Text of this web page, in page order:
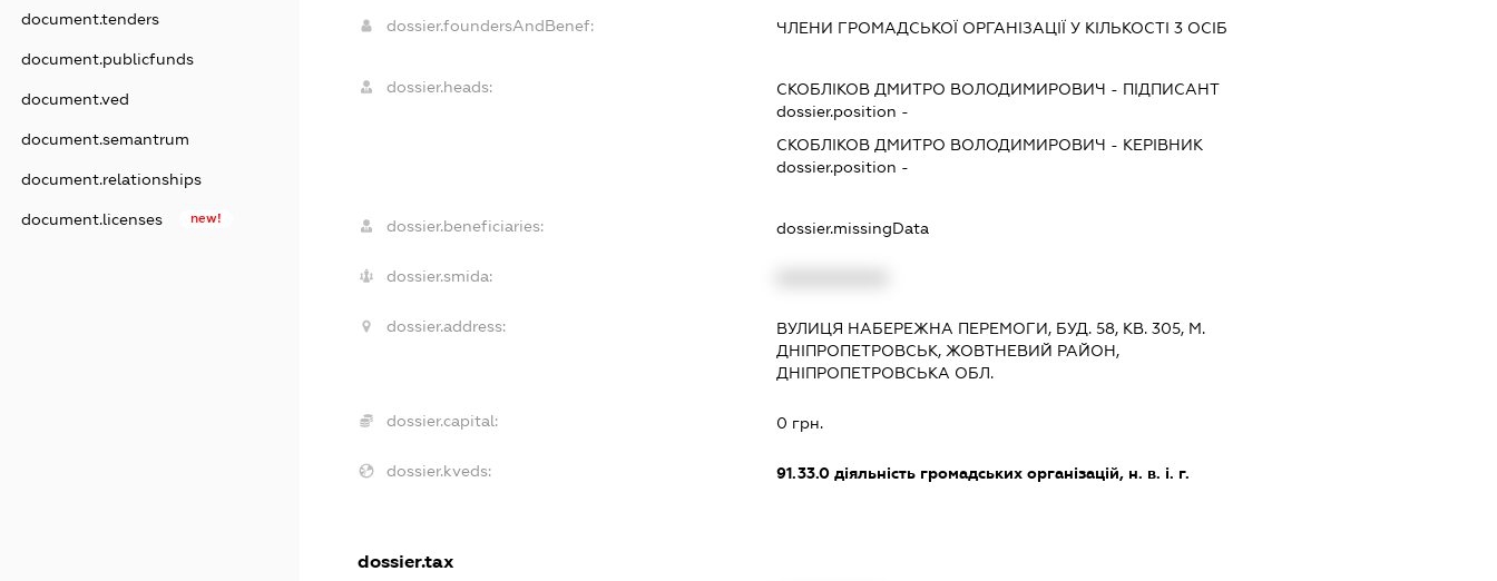
document.tenders
document.publicfunds
document.ved
document.semantrum
document.relationships
document.licenses new!
dossier.foundersAndBenef: ЧЛЕНИ ГРОМАДСЬКОЇ ОРГАНІЗАЦІЇ У КІЛЬКОСТІ 3 ОСІБ
dossier.heads: СКОБЛІКОВ ДМИТРО ВОЛОДИМИРОВИЧ - ПІДПИСАНТ
dossier.position -
СКОБЛІКОВ ДМИТРО ВОЛОДИМИРОВИЧ - КЕРІВНИК
dossier.position -
dossier.beneficiaries: dossier.missingData
dossier.smida:
dossier.address:
ВУЛИЦЯ НАБЕРЕЖНА ПЕРЕМОГИ, БУД. 58, КВ. 305, М.
ДНІПРОПЕТРОВСЬК, ЖОВТНЕВИЙ РАЙОН,
ДНІПРОПЕТРОВСЬКА ОБЛ.
dossier.capital: 0 грн.
dossier.kveds: 91.33.0 діяльність громадських організацій, н. в. і. г.
dossier.tax